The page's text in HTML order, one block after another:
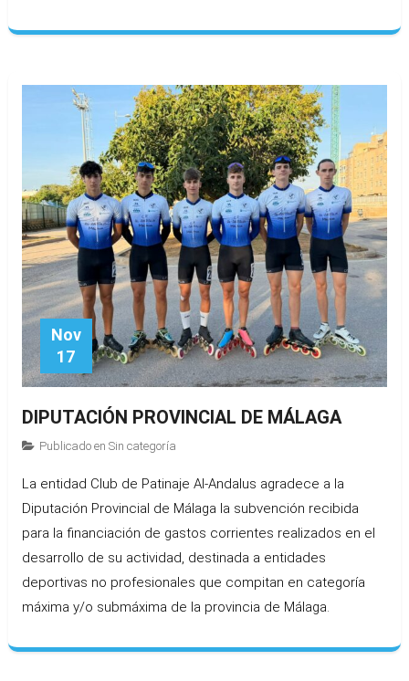
Nov
17
DIPUTACIÓN PROVINCIAL DE MÁLAGA
Publicado en Sin categoría
La entidad Club de Patinaje Al-Andalus agradece a la
Diputación Provincial de Málaga la subvención recibida
para la financiación de gastos corrientes realizados en el
desarrollo de su actividad, destinada a entidades
deportivas no profesionales que compitan en categoría
máxima y/o submáxima de la provincia de Málaga.